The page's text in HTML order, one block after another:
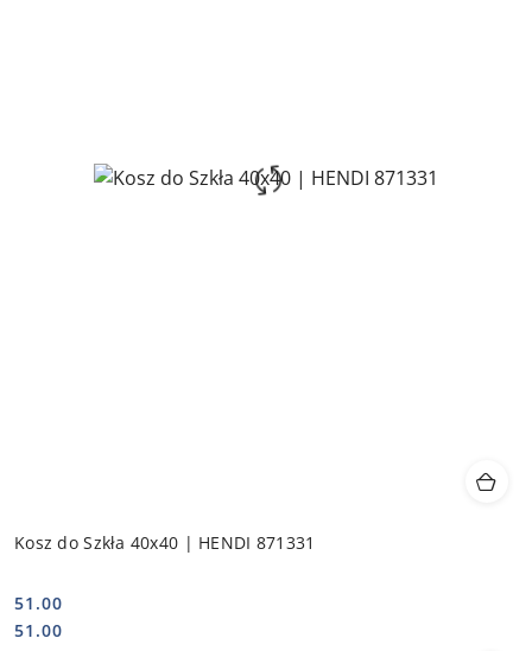
Kosz do Szkła 40x40 | HENDI 871331
Cena:
51.00
Cena:
51.00